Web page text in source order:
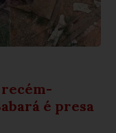
recém-
é presa